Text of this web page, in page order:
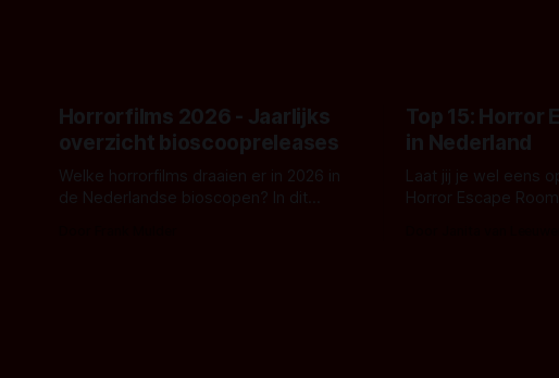
Horrorfilms 2026 - Jaarlijks
overzicht bioscoopreleases
Welke horrorfilms draaien er in 2026 in
de Nederlandse bioscopen? In dit
Top 15: Horror
in Nederland
Laat jij je wel eens
Horror Escape